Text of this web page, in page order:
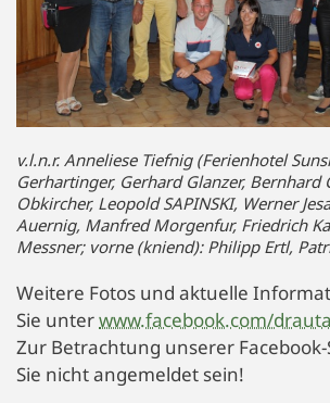
v.l.n.r. Anneliese Tiefnig (Ferienhotel
Gerhartinger, Gerhard Glanzer, Bernhard
Obkircher, Leopold SAPINSKI, Werner
Auernig, Manfred Morgenfur, Friedrich
Messner; vorne (kniend): Philipp Ertl,
Weitere Fotos und aktuelle
Sie unterwww.facebook.com/
Zur Betrachtung unserer
Sie nicht angemeldet sein!